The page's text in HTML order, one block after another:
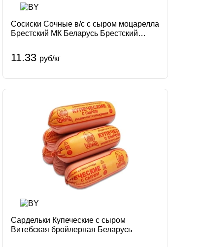
Сосиски Сочные в/с с сыром моцарелла
Брестский МК Беларусь Брестский
11.33 руб/кг
Сардельки Купеческие с сыром
Витебская бройлерная Беларусь